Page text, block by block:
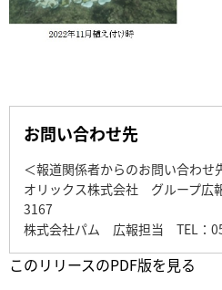
お問い合わせ先
＜報道関係者からのお問い合わせ
オリックス株式会社 グループ
3167
株式会社パム 広報担当 TEL：
このリリースのPDF版を見る